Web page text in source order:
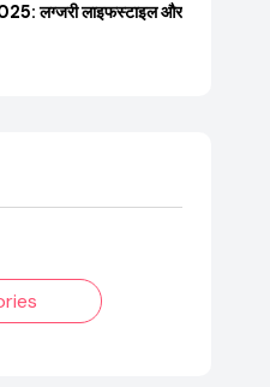
लग्जरी लाइफस्टाइल और
का जादू और